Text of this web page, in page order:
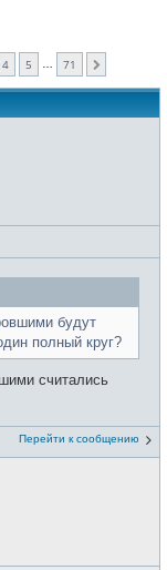
поиск
4 5 71
будут
полный круг?
считались
Перейти к сообщению